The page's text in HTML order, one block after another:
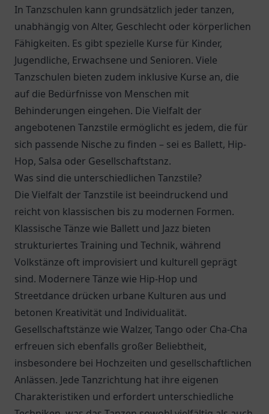
In Tanzschulen kann grundsätzlich jeder tanzen,
unabhängig von Alter, Geschlecht oder körperlichen
Fähigkeiten. Es gibt spezielle Kurse für Kinder,
Jugendliche, Erwachsene und Senioren. Viele
Tanzschulen bieten zudem inklusive Kurse an, die
auf die Bedürfnisse von Menschen mit
Behinderungen eingehen. Die Vielfalt der
angebotenen Tanzstile ermöglicht es jedem, die für
sich passende Nische zu finden – sei es Ballett, Hip-
Hop, Salsa oder Gesellschaftstanz.
Was sind die unterschiedlichen Tanzstile?
Die Vielfalt der Tanzstile ist beeindruckend und
reicht von klassischen bis zu modernen Formen.
Klassische Tänze wie Ballett und Jazz bieten
strukturiertes Training und Technik, während
Volkstänze oft improvisiert und kulturell geprägt
sind. Modernere Tänze wie Hip-Hop und
Streetdance drücken urbane Kulturen aus und
betonen Kreativität und Individualität.
Gesellschaftstänze wie Walzer, Tango oder Cha-Cha
erfreuen sich ebenfalls großer Beliebtheit,
insbesondere bei Hochzeiten und gesellschaftlichen
Anlässen. Jede Tanzrichtung hat ihre eigenen
Charakteristiken und erfordert unterschiedliche